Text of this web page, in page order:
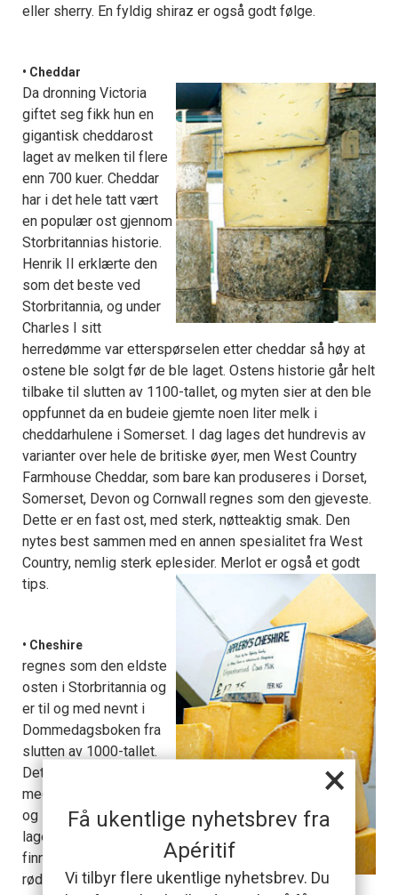
×
Få ukentlige nyhetsbrev fra
Apéritif
Vi tilbyr flere ukentlige nyhetsbrev. Du
eller sherry. En fyldig shiraz er også godt følge.
• Cheddar
Da dronning Victoria
giftet seg fikk hun en
gigantisk cheddarost
laget av melken til flere
enn 700 kuer. Cheddar
har i det hele tatt vært
en populær ost gjennom
Storbritannias historie.
Henrik II erklærte den
som det beste ved
Storbritannia, og under
Charles I sitt
herredømme var etterspørselen etter cheddar så høy at
ostene ble solgt før de ble laget. Ostens historie går helt
tilbake til slutten av 1100-tallet, og myten sier at den ble
oppfunnet da en budeie gjemte noen liter melk i
cheddarhulene i Somerset. I dag lages det hundrevis av
varianter over hele de britiske øyer, men West Country
Farmhouse Cheddar, som bare kan produseres i Dorset,
Somerset, Devon og Cornwall regnes som den gjeveste.
Dette er en fast ost, med sterk, nøtteaktig smak. Den
nytes best sammen med en annen spesialitet fra West
Country, nemlig sterk eplesider. Merlot er også et godt
tips.
• Cheshire
regnes som den eldste
osten i Storbritannia og
er til og med nevnt i
Dommedagsboken fra
slutten av 1000-tallet.
Det er en halvhard ost
med smuldrende tekstur
og litt salt smak. Den
lages av kumelk og
finnes i tre farger; hvit,
rød, som er farget med